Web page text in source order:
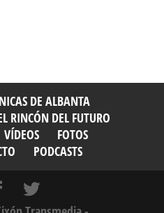
DE ALBANTA
RINCÓN DEL FUTURO
VÍDEOS
FOTOS
PODCASTS